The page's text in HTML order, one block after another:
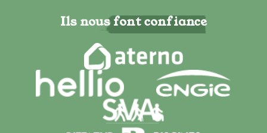
Ils nous font confiance